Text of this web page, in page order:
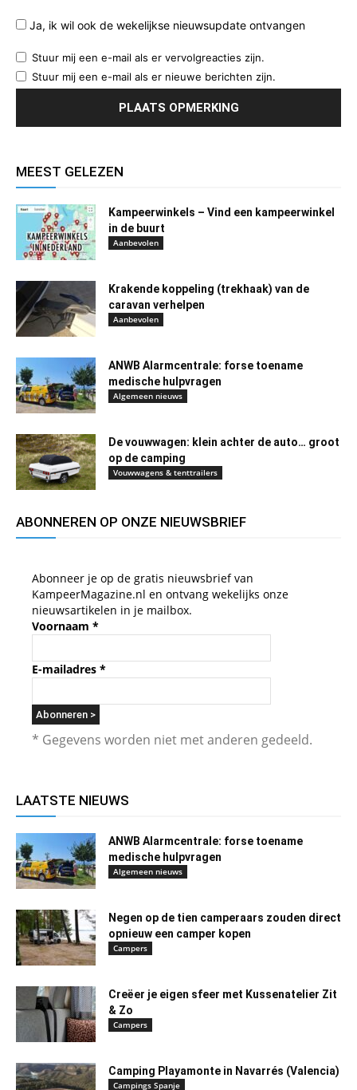
Ja, ik wil ook de wekelijkse nieuwsupdate ontvangen
Stuur mij een e-mail als er vervolgreacties zijn.
Stuur mij een e-mail als er nieuwe berichten zijn.
MEEST GELEZEN
Kampeerwinkels – Vind een kampeerwinkel
in de buurt
Aanbevolen
Krakende koppeling (trekhaak) van de
caravan verhelpen
Aanbevolen
ANWB Alarmcentrale: forse toename
medische hulpvragen
Algemeen nieuws
De vouwwagen: klein achter de auto… groot
op de camping
Vouwwagens & tenttrailers
ABONNEREN OP ONZE NIEUWSBRIEF
Abonneer je op de gratis nieuwsbrief van
KampeerMagazine.nl en ontvang wekelijks onze
nieuwsartikelen in je mailbox.
Voornaam *
E-mailadres *
* Gegevens worden niet met anderen gedeeld.
LAATSTE NIEUWS
ANWB Alarmcentrale: forse toename
medische hulpvragen
Algemeen nieuws
Negen op de tien camperaars zouden direct
opnieuw een camper kopen
Campers
Creëer je eigen sfeer met Kussenatelier Zit
& Zo
Campers
Camping Playamonte in Navarrés (Valencia)
Campings Spanje